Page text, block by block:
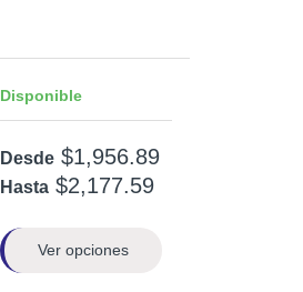
Disponible
Desde $1,956.89
Hasta $2,177.59
Ver opciones